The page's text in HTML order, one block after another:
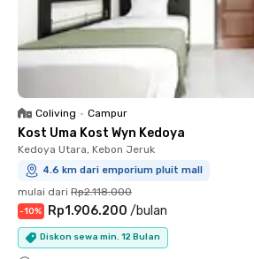
Coliving • Campur
Kost Uma Kost Wyn Kedoya
Kedoya Utara, Kebon Jeruk
4.6 km dari emporium pluit mall
mulai dari Rp2.118.000
-10% Rp1.906.200 /bulan
Diskon sewa min. 12 Bulan